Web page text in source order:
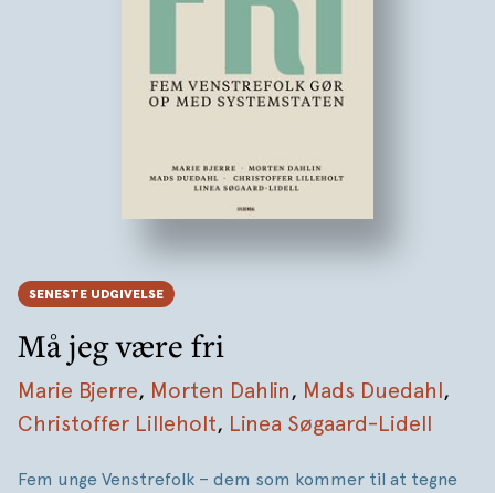
SENESTE UDGIVELSE
Må jeg være fri
Marie Bjerre, Morten Dahlin, Mads Duedahl,
Christoffer Lilleholt, Linea Søgaard-Lidell
Fem unge Venstrefolk – dem som kommer til at tegne